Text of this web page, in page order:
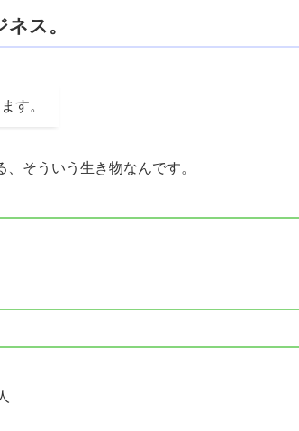
ス。
す。
そういう生き物なんです。